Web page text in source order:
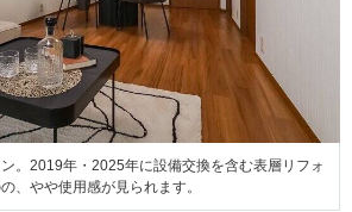
。2019年・2025年に設備交換を含む表層リフォ
、やや使用感が見られます。